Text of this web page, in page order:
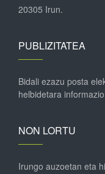
20305 Irun.
PUBLIZITATEA
Bidali ezazu posta
helbidetara
NON LORTU
Irungo auzoetan eta